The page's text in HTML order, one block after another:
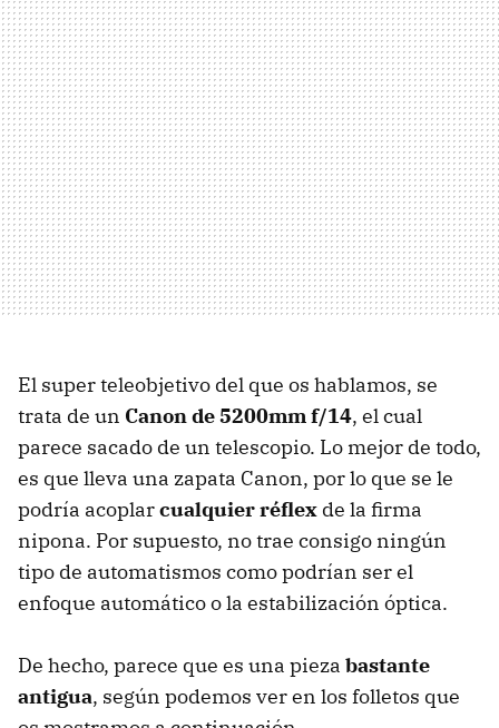
El super teleobjetivo del que os hablamos, se
trata de un Canon de 5200mm f/14, el cual
parece sacado de un telescopio. Lo mejor de todo,
es que lleva una zapata Canon, por lo que se le
podría acoplarcualquier réflex de la firma
nipona. Por supuesto, no trae consigo ningún
tipo de automatismos como podrían ser el
enfoque automático o la estabilización óptica.
De hecho, parece que es una pieza bastante
antigua, según podemos ver en los folletos que